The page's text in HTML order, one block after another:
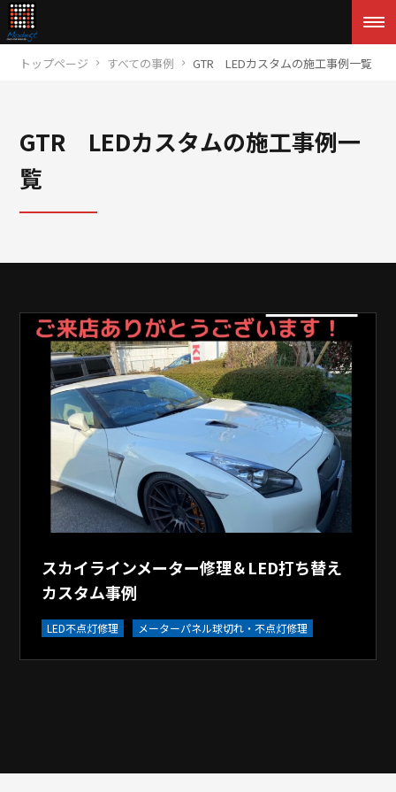
トップページ すべての事例 GTR LEDカスタムの施工事例一覧
GTR LEDカスタムの施工事例一
覧
スカイラインメーター修理＆LED打ち替え
カスタム事例
LED不点灯修理 メーターパネル球切れ・不点灯修理